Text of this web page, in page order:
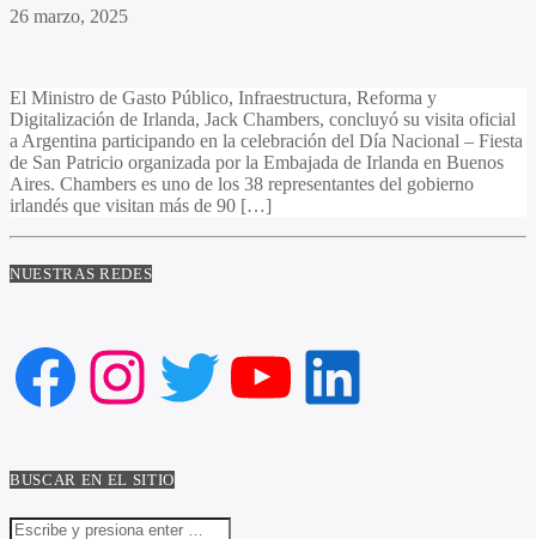
26 marzo, 2025
El Ministro de Gasto Público, Infraestructura, Reforma y
Digitalización de Irlanda, Jack Chambers, concluyó su visita oficial
a Argentina participando en la celebración del Día Nacional – Fiesta
de San Patricio organizada por la Embajada de Irlanda en Buenos
Aires. Chambers es uno de los 38 representantes del gobierno
irlandés que visitan más de 90 […]
NUESTRAS REDES
Facebook
Instagram
Twitter
YouTube
LinkedIn
BUSCAR EN EL SITIO